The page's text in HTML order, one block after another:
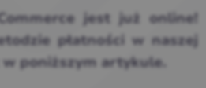
jest już online!
płatności w naszej
poniższym artykule.